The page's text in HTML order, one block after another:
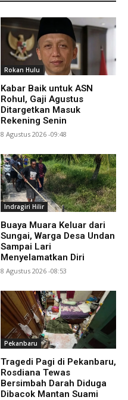
Rokan Hulu
Kabar Baik untuk ASN
Rohul, Gaji Agustus
Ditargetkan Masuk
Rekening Senin
8 Agustus 2026 -09:48
Indragiri Hilir
Buaya Muara Keluar dari
Sungai, Warga Desa Undan
Sampai Lari
Menyelamatkan Diri
8 Agustus 2026 -08:53
Pekanbaru
Tragedi Pagi di Pekanbaru,
Rosdiana Tewas
Bersimbah Darah Diduga
Dibacok Mantan Suami